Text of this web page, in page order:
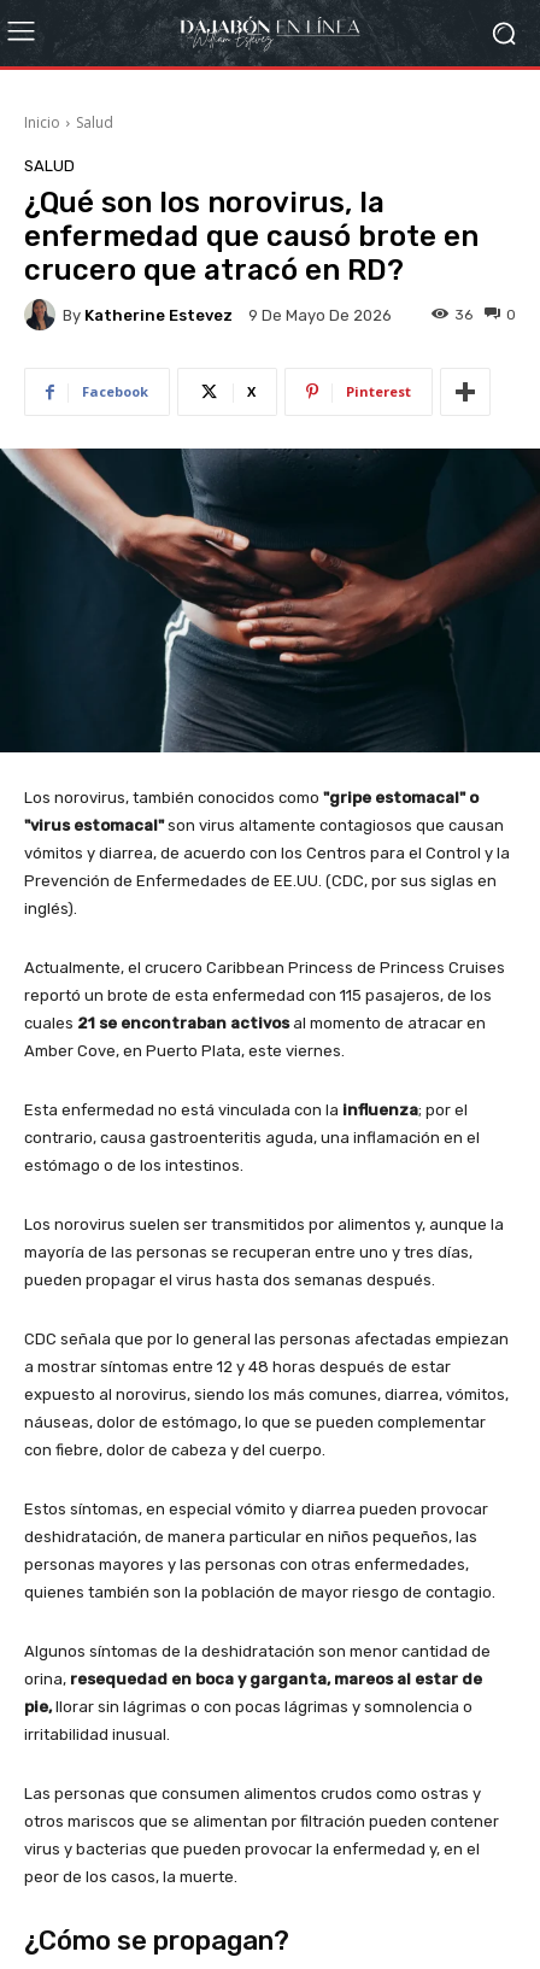
Inicio Salud
SALUD
¿Qué son los norovirus, la
enfermedad que causó brote en
crucero que atracó en RD?
By Katherine Estevez 9 De Mayo De 2026 0
36
Facebook X Pinterest
Los norovirus, también conocidos como "gripe estomacal" o
"virus estomacal"son virus altamente contagiosos que causan
vómitos y diarrea, de acuerdo con los Centros para el Control y la
Prevención de Enfermedades de EE.UU. (CDC, por sus siglas en
inglés).
Actualmente, el crucero Caribbean Princess de Princess Cruises
reportó un brote de esta enfermedad con 115 pasajeros, de los
cuales 21 se encontraban activos al momento de atracar en
Amber Cove, en Puerto Plata, este viernes.
Esta enfermedad no está vinculada con la influenza; por el
contrario, causa gastroenteritis aguda, una inflamación en el
estómago o de los intestinos.
Los norovirus suelen ser transmitidos por alimentos y, aunque la
mayoría de las personas se recuperan entre uno y tres días,
pueden propagar el virus hasta dos semanas después.
CDC señala que por lo general las personas afectadas empiezan
a mostrar síntomas entre 12 y 48 horas después de estar
expuesto al norovirus, siendo los más comunes, diarrea, vómitos,
náuseas, dolor de estómago, lo que se pueden complementar
con fiebre, dolor de cabeza y del cuerpo.
Estos síntomas, en especial vómito y diarrea pueden provocar
deshidratación, de manera particular en niños pequeños, las
personas mayores y las personas con otras enfermedades,
quienes también son la población de mayor riesgo de contagio.
Algunos síntomas de la deshidratación son menor cantidad de
orina, resequedad en boca y garganta, mareos al estar de
pie,llorar sin lágrimas o con pocas lágrimas y somnolencia o
irritabilidad inusual.
Las personas que consumen alimentos crudos como ostras y
otros mariscos que se alimentan por filtración pueden contener
virus y bacterias que pueden provocar la enfermedad y, en el
peor de los casos, la muerte.
¿Cómo se propagan?